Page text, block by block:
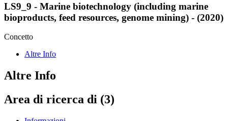
LS9_9 - Marine biotechnology (including marine
bioproducts, feed resources, genome mining) - (2020)
Concetto
Altre Info
Altre Info
Area di ricerca di (3)